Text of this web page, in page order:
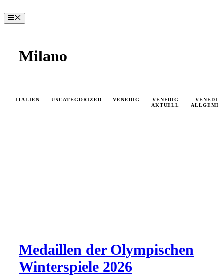
Inhalt
springen
Menü
Milano
ITALIEN UNCATEGORIZED VENEDIG
VENEDIG
AKTUELL
VENEDIG
Medaillen der Olympischen
Winterspiele 2026